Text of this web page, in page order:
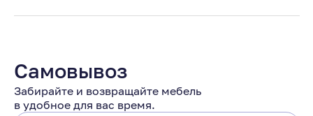
Самовывоз
Забирайте и возвращайте мебель
в удобное для вас время.